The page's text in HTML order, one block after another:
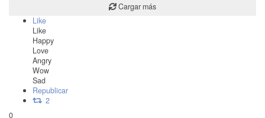
Cargar más
Like
Like
Happy
Love
Angry
Wow
Sad
Republicar
2
0